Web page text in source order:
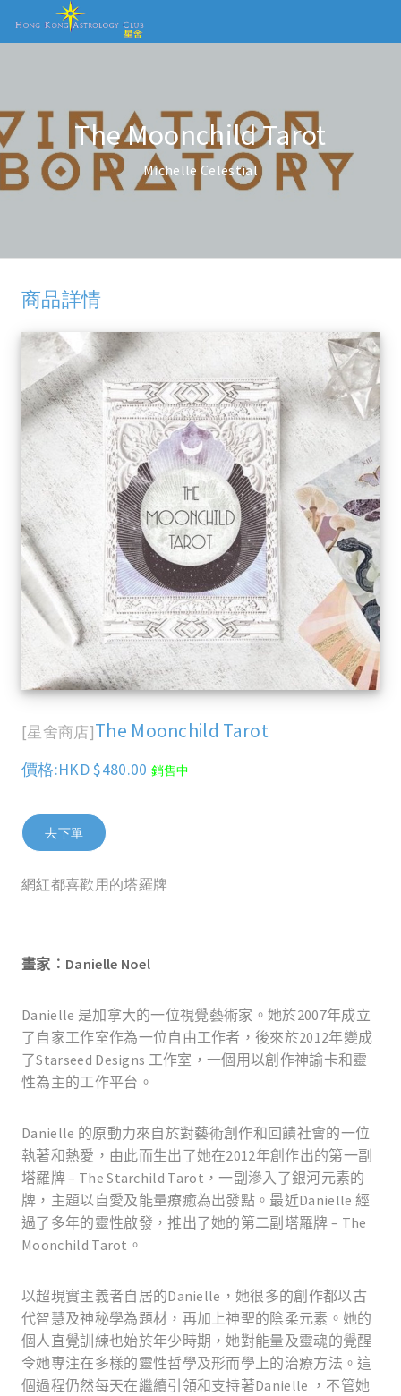
The Moonchild Tarot
Michelle Celestial
商品詳情
[星舍商店]The Moonchild Tarot
價格:HKD $480.00 銷售中
去下單
網紅都喜歡用的塔羅牌
畫家︰ Danielle Noel
Danielle 是加拿大的一位視覺藝術家。她於2007年成立
了自家工作室作為一位自由工作者，後來於2012年變成
了Starseed Designs 工作室，一個用以創作神諭卡和靈
性為主的工作平台。
Danielle 的原動力來自於對藝術創作和回饋社會的一位
執著和熱愛，由此而生出了她在2012年創作出的第一副
塔羅牌– The Starchild Tarot ，一副滲入了銀河元素的
牌，主題以自愛及能量療癒為出發點。最近Danielle 經
過了多年的靈性啟發，推出了她的第二副塔羅牌 – The
Moonchild Tarot 。
以超現實主義者自居的Danielle ，她很多的創作都以古
代智慧及神秘學為題材，再加上神聖的陰柔元素。她的
個人直覺訓練也始於年少時期，她對能量及靈魂的覺醒
令她專注在多樣的靈性哲學及形而學上的治療方法。這
個過程仍然每天在繼續引領和支持著Danielle ，不管她